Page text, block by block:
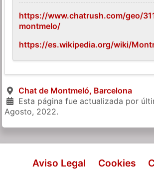
https://www.chatrush.com/geo/
montmelo/
https://es.wikipedia.org/wiki/
Chat de Montmeló, Barcelona
Esta página fue actualizada por
Agosto, 2022.
Aviso Legal Cookies